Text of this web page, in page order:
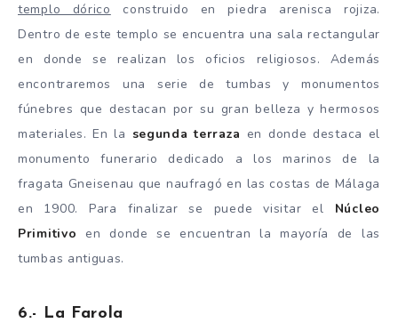
templo dórico construido en piedra arenisca rojiza.
Dentro de este templo se encuentra una sala rectangular
en donde se realizan los oficios religiosos. Además
encontraremos una serie de tumbas y monumentos
fúnebres que destacan por su gran belleza y hermosos
materiales. En la segunda terraza en donde destaca el
monumento funerario dedicado a los marinos de la
fragata Gneisenau que naufragó en las costas de Málaga
en 1900. Para finalizar se puede visitar el Núcleo
Primitivo en donde se encuentran la mayoría de las
tumbas antiguas.
6.- La Farola